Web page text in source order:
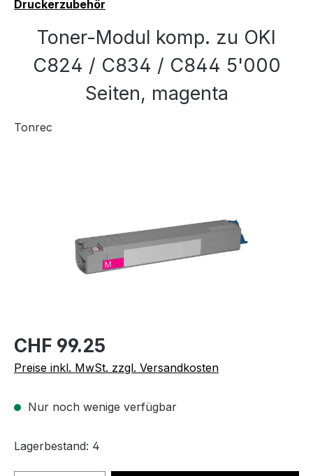
Druckerzubehör
Toner-Modul komp. zu OKI
C824 / C834 / C844 5'000
Seiten, magenta
Tonrec
CHF 99.25
Preise inkl. MwSt. zzgl. Versandkosten
Nur noch wenige verfügbar
Lagerbestand: 4